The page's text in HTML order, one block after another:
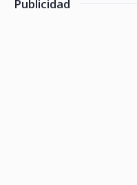
Publicidad